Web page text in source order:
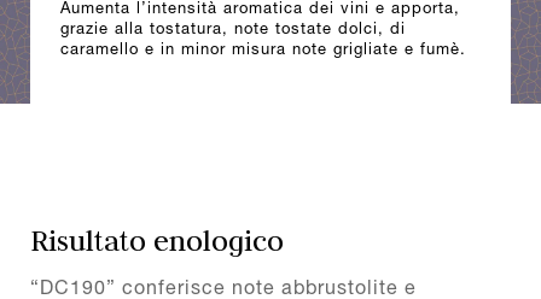
Aumenta l’intensità aromatica dei vini e apporta,
grazie alla tostatura, note tostate dolci, di
caramello e in minor misura note grigliate e fumè.
Risultato enologico
“DC190” conferisce note abbrustolite e